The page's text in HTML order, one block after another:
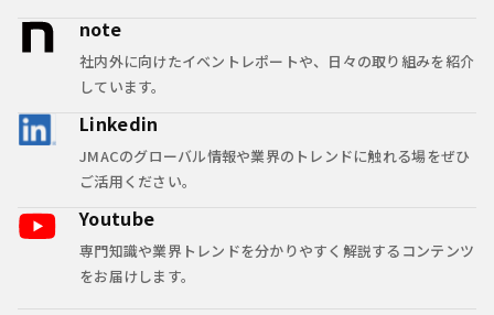
note
社内外に向けたイベントレポートや、日々の取り組みを紹介
しています。
Linkedin
JMACのグローバル情報や業界のトレンドに触れる場をぜひ
ご活用ください。
Youtube
専門知識や業界トレンドを分かりやすく解説するコンテンツ
をお届けします。